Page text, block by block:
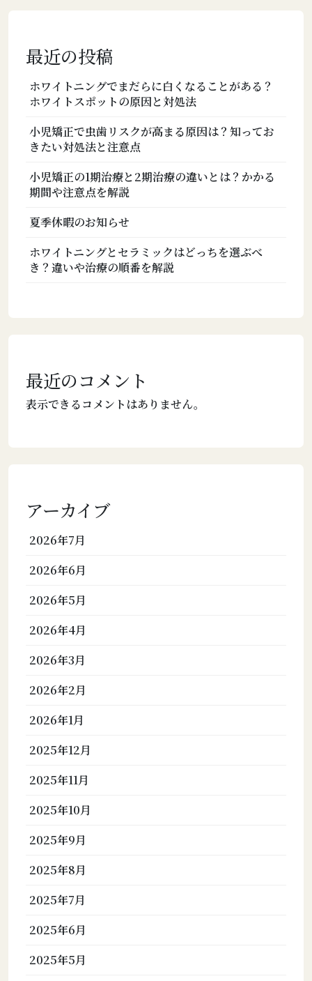
最近の投稿
ホワイトニングでまだらに白くなることがある？
ホワイトスポットの原因と対処法
小児矯正で虫歯リスクが高まる原因は？知ってお
きたい対処法と注意点
小児矯正の1期治療と2期治療の違いとは？かかる
期間や注意点を解説
夏季休暇のお知らせ
ホワイトニングとセラミックはどっちを選ぶべ
き？違いや治療の順番を解説
最近のコメント
表示できるコメントはありません。
アーカイブ
2026年7月
2026年6月
2026年5月
2026年4月
2026年3月
2026年2月
2026年1月
2025年12月
2025年11月
2025年10月
2025年9月
2025年8月
2025年7月
2025年6月
2025年5月